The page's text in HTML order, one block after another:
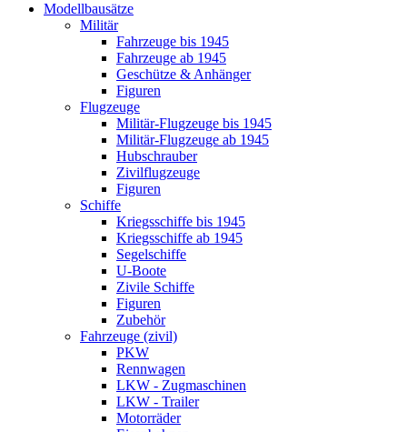
Modellbausätze
Militär
Fahrzeuge bis 1945
Fahrzeuge ab 1945
Geschütze & Anhänger
Figuren
Flugzeuge
Militär-Flugzeuge bis 1945
Militär-Flugzeuge ab 1945
Hubschrauber
Zivilflugzeuge
Figuren
Schiffe
Kriegsschiffe bis 1945
Kriegsschiffe ab 1945
Segelschiffe
U-Boote
Zivile Schiffe
Figuren
Zubehör
Fahrzeuge (zivil)
PKW
Rennwagen
LKW - Zugmaschinen
LKW - Trailer
Motorräder